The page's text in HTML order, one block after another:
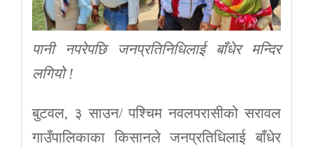
पानी नपरेपछि जनप्रतिनिधिलाई बाँधेर मन्दिर
लगियो !
बुटवल, ३ साउन/ पश्चिम नवलपरासीको सरावल
गाउँपालिकाका किसानले जनप्रतिधिलाई बाँधेर